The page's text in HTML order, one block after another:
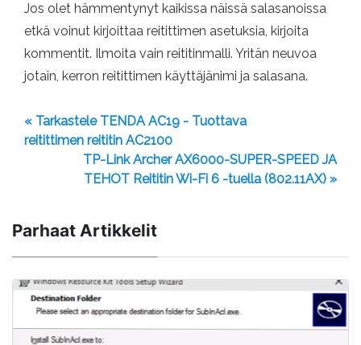
Jos olet hämmentynyt kaikissa näissä salasanoissa
etkä voinut kirjoittaa reitittimen asetuksia, kirjoita
kommentit. Ilmoita vain reititinmalli. Yritän neuvoa
jotain, kerron reitittimen käyttäjänimi ja salasana.
« Tarkastele TENDA AC19 - Tuottava
reitittimen reititin AC2100
TP-Link Archer AX6000-SUPER-SPEED JA
TEHOT Reititin Wi-Fi 6 -tuella (802.11AX) »
Parhaat Artikkelit